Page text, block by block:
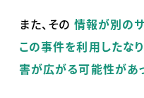
また、その 情報が別の
この事件を利用したな
害が広がる可能性があ